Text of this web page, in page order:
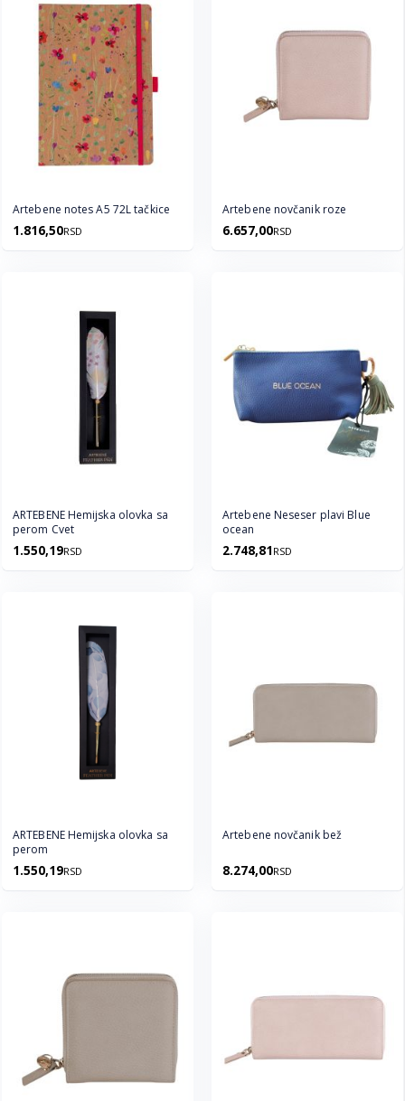
Artebene notes A5 72L tačkice
1.816,50RSD
Artebene novčanik roze
6.657,00RSD
ARTEBENE Hemijska olovka sa
perom Cvet
1.550,19RSD
Artebene Neseser plavi Blue
ocean
2.748,81 RSD
ARTEBENE Hemijska olovka sa
perom
1.550,19RSD
Artebene novčanik bež
8.274,00RSD